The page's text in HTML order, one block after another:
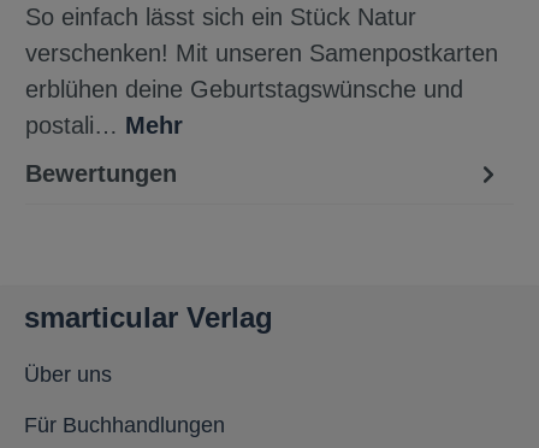
So einfach lässt sich ein Stück Natur
verschenken! Mit unseren Samenpostkarten
erblühen deine Geburtstagswünsche und
postali… Mehr
Bewertungen
smarticular Verlag
Über uns
Für Buchhandlungen